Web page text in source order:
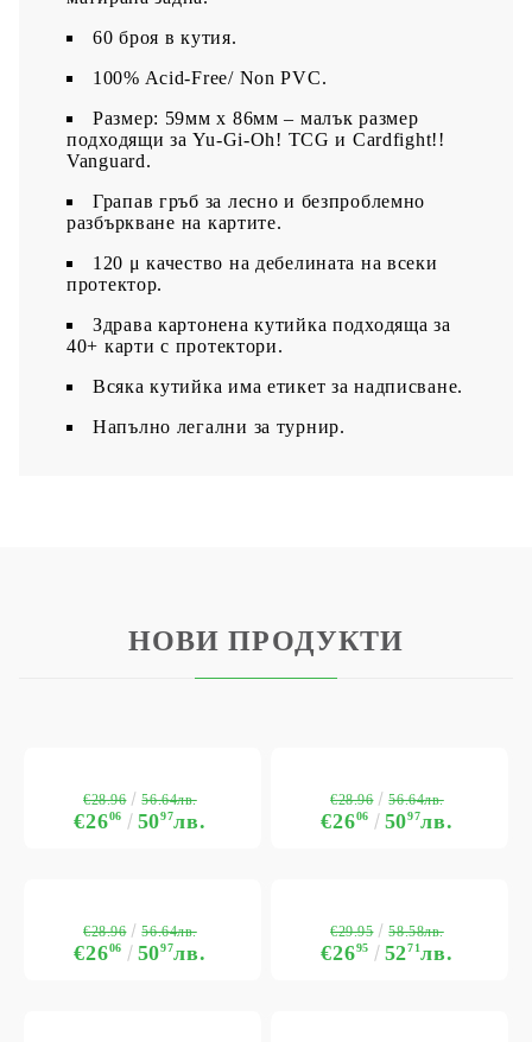
60 броя в кутия.
100% Acid-Free/ Non PVC.
Размер: 59мм х 86мм – малък размер
подходящи за Yu-Gi-Oh! TCG и Cardfight!!
Vanguard.
Грапав гръб за лесно и безпроблемно
разбъркване на картите.
120 μ качество на дебелината на всеки
протектор.
Здрава картонена кутийка подходяща за
40+ карти с протектори.
Всяка кутийка има етикет за надписване.​
Напълно легални за турнир.
НОВИ ПРОДУКТИ
€2606 5097лв.
€28.96 56.64лв.
€2606 5097лв.
€28.96 56.64лв.
€2606 5097лв.
€28.96 56.64лв.
€2695 5271лв.
€29.95 58.58лв.